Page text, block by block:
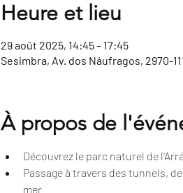
Heure et lieu
29 août 2025, 14:45 – 17:45
Sesimbra, Av. dos Náufragos, 2970-
À propos de
Découvrez le parc naturel de
Passage à travers des tunnels,
mer